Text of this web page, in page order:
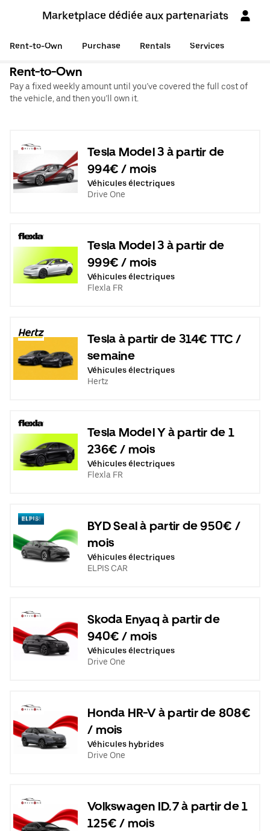
Marketplace dédiée aux partenariats
Rent-to-Own Purchase Rentals Services
Rent-to-Own
Pay a fixed weekly amount until you’ve covered the full cost of
the vehicle, and then you’ll own it.
Tesla Model 3 à partir de
994€ / mois
Véhicules électriques
Drive One
Tesla Model 3 à partir de
999€ / mois
Véhicules électriques
Flexla FR
Tesla à partir de 314€ TTC /
semaine
Véhicules électriques
Hertz
Tesla Model Y à partir de 1
236€ / mois
Véhicules électriques
Flexla FR
BYD Seal à partir de 950€ /
mois
Véhicules électriques
ELPIS CAR
Skoda Enyaq à partir de
940€ / mois
Véhicules électriques
Drive One
Honda HR-V à partir de 808€
/ mois
Véhicules hybrides
Drive One
Volkswagen ID.7 à partir de 1
125€ / mois